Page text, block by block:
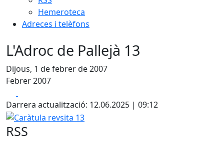
Hemeroteca
Adreces i telèfons
L'Adroc de Pallejà 13
Dijous, 1 de febrer de 2007
Febrer 2007
Darrera actualització: 12.06.2025 | 09:12
Caràtula revsita 13
RSS